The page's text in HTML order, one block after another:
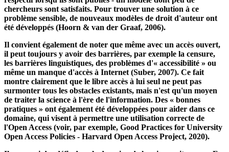
Au contraire, l'Open Access pourrait même aider à sécuriser les
droits des auteurs sur leurs propres articles, car selon le système
traditionnel, les droits d'auteur sont transférés à l'éditeur
respectif lorsqu'ils sont publiés - un modèle dont peu de
chercheurs sont satisfaits. Pour trouver une solution à ce
problème sensible, de nouveaux modèles de droit d'auteur ont
été développés (Hoorn & van der Graaf, 2006).
Il convient également de noter que même avec un accès ouvert,
il peut toujours y avoir des barrières, par exemple la censure,
les barrières linguistiques, des problèmes d'« accessibilité » ou
même un manque d'accès à Internet (Suber, 2007). Ce fait
montre clairement que le libre accès à lui seul ne peut pas
surmonter tous les obstacles existants, mais n'est qu'un moyen
de traiter la science à l'ère de l'information. Des « bonnes
pratiques » ont également été développées pour aider dans ce